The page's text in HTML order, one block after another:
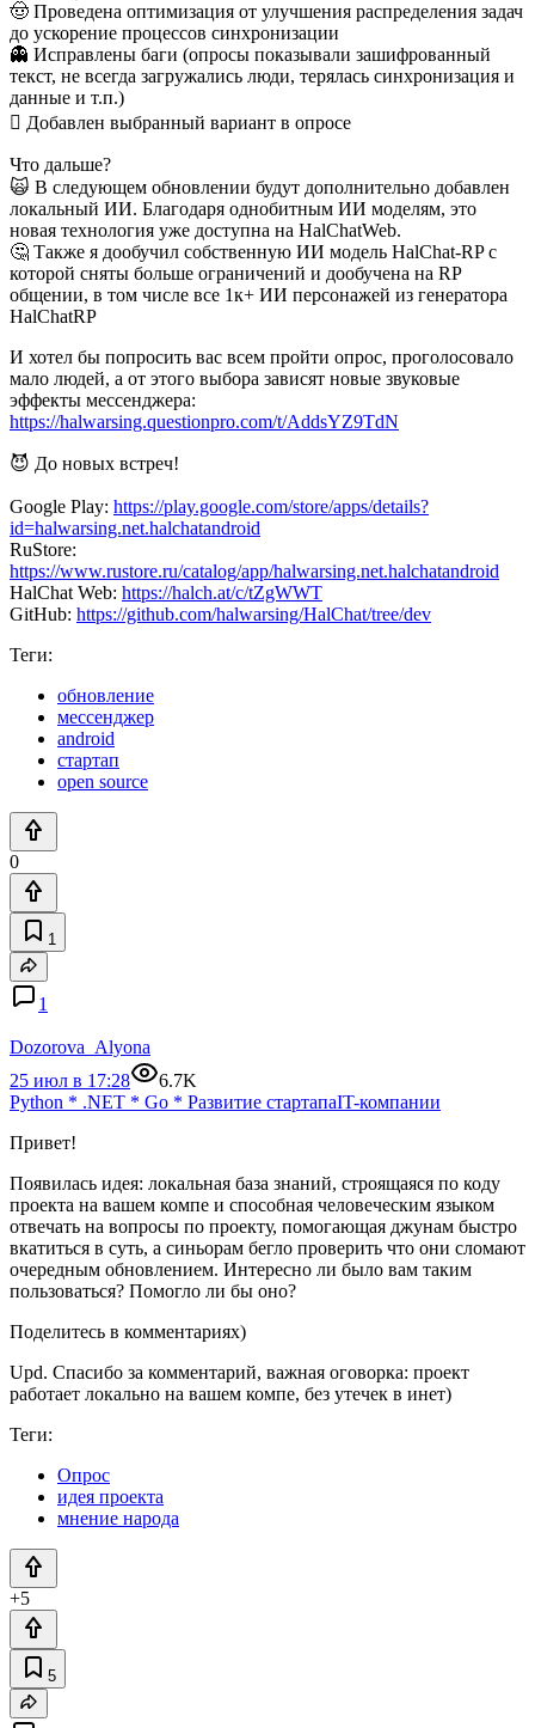
🤠 Проведена оптимизация от улучшения распределения задач
до ускорение процессов синхронизации
👻 Исправлены баги (опросы показывали зашифрованный
текст, не всегда загружались люди, терялась синхронизация и
данные и т.п.)
🫩 Добавлен выбранный вариант в опросе
Что дальше?
🙀 В следующем обновлении будут дополнительно добавлен
локальный ИИ. Благодаря однобитным ИИ моделям, это
новая технология уже доступна на HalChatWeb.
🤔 Также я дообучил собственную ИИ модель HalChat-RP с
которой сняты больше ограничений и дообучена на RP
общении, в том числе все 1к+ ИИ персонажей из генератора
HalChatRP
И хотел бы попросить вас всем пройти опрос, проголосовало
мало людей, а от этого выбора зависят новые звуковые
эффекты мессенджера:
https://halwarsing.questionpro.com/t/AddsYZ9TdN
😈 До новых встреч!
Google Play: https://play.google.com/store/apps/details?
id=halwarsing.net.halchatandroid
RuStore:
https://www.rustore.ru/catalog/app/halwarsing.net.halchatandroid
HalChat Web: https://halch.at/c/tZgWWT
GitHub: https://github.com/halwarsing/HalChat/tree/dev
Теги:
обновление
мессенджер
android
стартап
open source
0
1
1
Dozorova_Alyona
25 июл в 17:28
6.7K
Python * .NET * Go * Развитие стартапаIT-компании
Привет!
Появилась идея: локальная база знаний, строящаяся по коду
проекта на вашем компе и способная человеческим языком
отвечать на вопросы по проекту, помогающая джунам быстро
вкатиться в суть, а синьорам бегло проверить что они сломают
очередным обновлением. Интересно ли было вам таким
пользоваться? Помогло ли бы оно?
Поделитесь в комментариях)
Upd. Спасибо за комментарий, важная оговорка: проект
работает локально на вашем компе, без утечек в инет)
Теги:
Опрос
идея проекта
мнение народа
+5
5